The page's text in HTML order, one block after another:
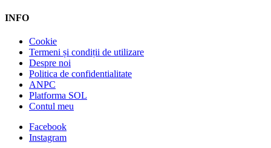
INFO
Cookie
Termeni și condiții de utilizare
Despre noi
Politica de confidentialitate
ANPC
Platforma SOL
Contul meu
Facebook
Instagram